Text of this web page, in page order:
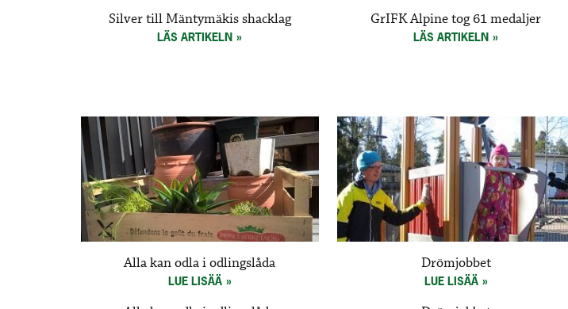
Silver till Mäntymäkis shacklag
LÄS ARTIKELN
GrIFK Alpine tog 61 medaljer
LÄS ARTIKELN
Alla kan odla i odlingslåda
LUE LISÄÄ
Drömjobbet
LUE LISÄÄ